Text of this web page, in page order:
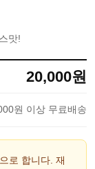
맛!
20,000원
원 이상 무료배송
로 합니다. 재